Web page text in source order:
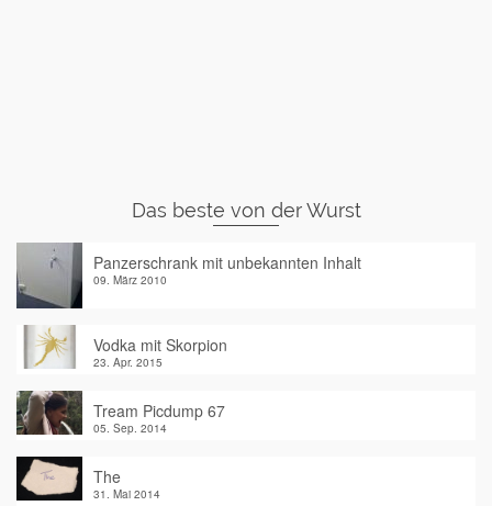
Das beste von der Wurst
Panzerschrank mit unbekannten Inhalt
09. März 2010
Vodka mit Skorpion
23. Apr. 2015
Tream Picdump 67
05. Sep. 2014
The
31. Mai 2014